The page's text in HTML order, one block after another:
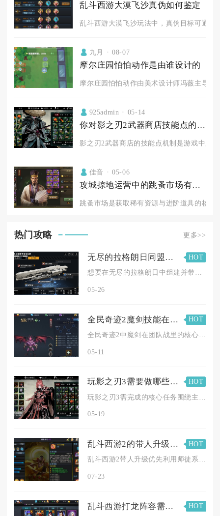
乱斗西游大漠飞沙真伪如何鉴定
乱斗西游大漠飞沙玩法中，真伪目标可通过
九月 08-07
摩尔庄园怕怕动作是由谁设计的
摩尔庄园怕怕动作由美术设计师冯薇主导设
925admin 05-14
你对影之刃2武器商店技能点的效果有何看法
影之刃2武器商店的技能点机制是游戏中后
佳音 05-06
攻城掠地运营中的跳蚤市场有什么门道
跳蚤市场是获取稀有资源与进阶道具的核心
热门攻略 更多>>
无尽的拉格朗日同盟对候选人有何要求
HOT
想要在无尽的拉格朗日中组建并带领同盟走得更远，候选人需满足综...
05-26
全民奇迹2魔剑技能在团队战中的作用是什么
HOT
05-11
玩影之刃3需要做哪些必须任务呢
HOT
05-19
乱斗西游2的带人升级策略有哪些
HOT
乱斗西游2带人升级优先利用师徒系统绑定大号小号，搭配主线推图...
07-23
乱斗西游打龙阵容需要注意哪些细节
HOT